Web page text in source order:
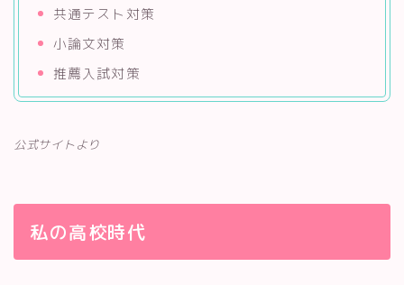
共通テスト対策
小論文対策
推薦入試対策
公式サイトより
私の高校時代